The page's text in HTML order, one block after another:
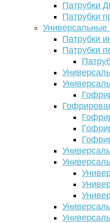
Патрубки
Патрубки
Универсальные
Патрубки
Патрубки